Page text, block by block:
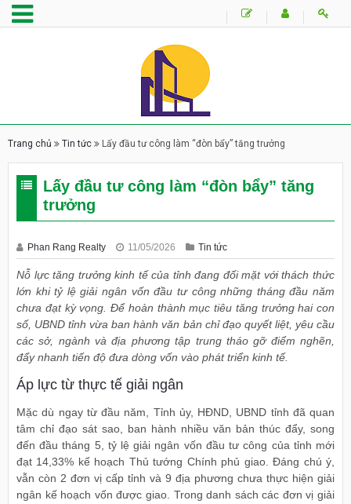
Trang chủ Tin tức Lấy đầu tư công làm “đòn bẩy” tăng trưởng
Lấy đầu tư công làm “đòn bẩy” tăng
trưởng
Phan Rang Realty 11/05/2026 Tin tức
Nỗ lực tăng trưởng kinh tế của tỉnh đang đối mặt với thách thức
lớn khi tỷ lệ giải ngân vốn đầu tư công những tháng đầu năm
chưa đạt kỳ vọng. Để hoàn thành mục tiêu tăng trưởng hai con
số, UBND tỉnh vừa ban hành văn bản chỉ đạo quyết liệt, yêu cầu
các sở, ngành và địa phương tập trung tháo gỡ điểm nghẽn,
đẩy nhanh tiến độ đưa dòng vốn vào phát triển kinh tế.
Áp lực từ thực tế giải ngân
Mặc dù ngay từ đầu năm, Tỉnh ủy, HĐND, UBND tỉnh đã quan
tâm chỉ đạo sát sao, ban hành nhiều văn bản thúc đẩy, song
đến đầu tháng 5, tỷ lệ giải ngân vốn đầu tư công của tỉnh mới
đạt 14,33% kế hoạch Thủ tướng Chính phủ giao. Đáng chú ý,
vẫn còn 2 đơn vị cấp tỉnh và 9 địa phương chưa thực hiện giải
ngân kế hoạch vốn được giao. Trong danh sách các đơn vị giải